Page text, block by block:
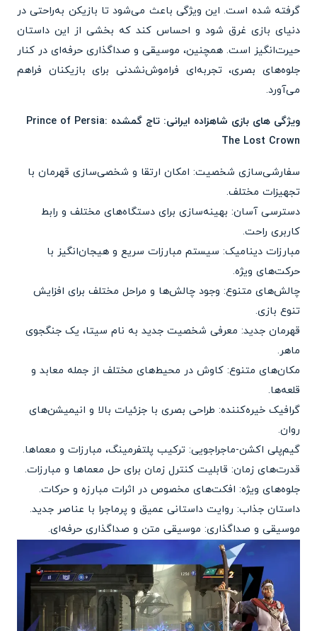
گرفته شده است. این ویژگی باعث می‌شود تا بازیکن به‌راحتی در
دنیای بازی غرق شود و احساس کند که بخشی از این داستان
حیرت‌انگیز است. همچنین، موسیقی و صداگذاری حرفه‌ای در کنار
جلوه‌های بصری، تجربه‌ای فراموش‌نشدنی برای بازیکنان فراهم
می‌آورد.
ویژگی های بازی شاهزاده ایرانی: تاج گمشده Prince of Persia:
The Lost Crown
سفارشی‌سازی شخصیت: امکان ارتقا و شخصی‌سازی قهرمان با
تجهیزات مختلف.
دسترسی آسان: بهینه‌سازی برای دستگاه‌های مختلف و رابط
کاربری راحت.
مبارزات دینامیک: سیستم مبارزات سریع و هیجان‌انگیز با
حرکت‌های ویژه.
چالش‌های متنوع: وجود چالش‌ها و مراحل مختلف برای افزایش
تنوع بازی.
قهرمان جدید: معرفی شخصیت جدید به نام سیتا، یک جنگجوی
ماهر.
مکان‌های متنوع: کاوش در محیط‌های مختلف از جمله معابد و
قلعه‌ها.
گرافیک خیره‌کننده: طراحی بصری با جزئیات بالا و انیمیشن‌های
روان.
گیم‌پلی اکشن-ماجراجویی: ترکیب پلتفرمینگ، مبارزات و معماها.
قدرت‌های زمان: قابلیت کنترل زمان برای حل معماها و مبارزات.
جلوه‌های ویژه: افکت‌های مخصوص در اثرات مبارزه و حرکات.
داستان جذاب: روایت داستانی عمیق و پرماجرا با عناصر جدید.
موسیقی و صداگذاری: موسیقی متن و صداگذاری حرفه‌ای.